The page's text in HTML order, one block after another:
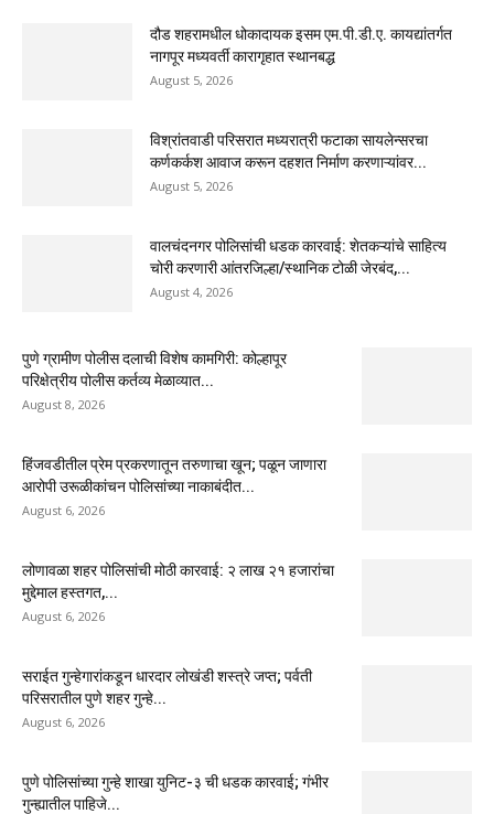
दौड शहरामधील धोकादायक इसम एम.पी.डी.ए. कायद्यांतर्गत
नागपूर मध्यवर्ती कारागृहात स्थानबद्ध
August 5, 2026
विश्रांतवाडी परिसरात मध्यरात्री फटाका सायलेन्सरचा
कर्णकर्कश आवाज करून दहशत निर्माण करणाऱ्यांवर...
August 5, 2026
वालचंदनगर पोलिसांची धडक कारवाई: शेतकऱ्यांचे साहित्य
चोरी करणारी आंतरजिल्हा/स्थानिक टोळी जेरबंद,...
August 4, 2026
पुणे ग्रामीण पोलीस दलाची विशेष कामगिरी: कोल्हापूर
परिक्षेत्रीय पोलीस कर्तव्य मेळाव्यात...
August 8, 2026
हिंजवडीतील प्रेम प्रकरणातून तरुणाचा खून; पळून जाणारा
आरोपी उरूळीकांचन पोलिसांच्या नाकाबंदीत...
August 6, 2026
लोणावळा शहर पोलिसांची मोठी कारवाई: २ लाख २१ हजारांचा
मुद्देमाल हस्तगत,...
August 6, 2026
सराईत गुन्हेगारांकडून धारदार लोखंडी शस्त्रे जप्त; पर्वती
परिसरातील पुणे शहर गुन्हे...
August 6, 2026
पुणे पोलिसांच्या गुन्हे शाखा युनिट-३ ची धडक कारवाई; गंभीर
गुन्ह्यातील पाहिजे...